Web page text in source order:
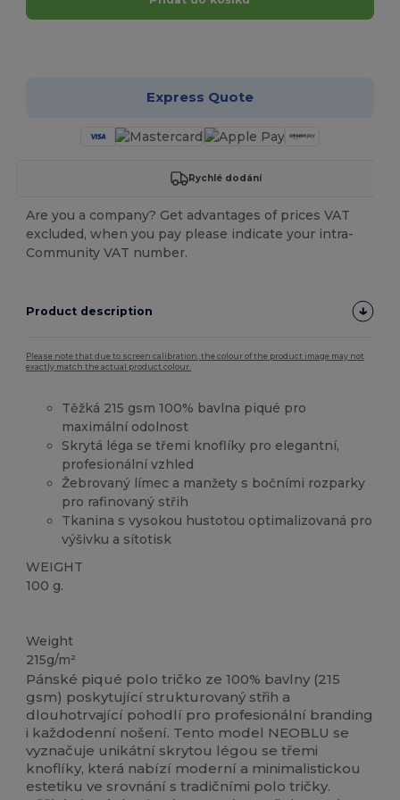
Express Quote
Rychlé dodání
Are you a company? Get advantages of prices VAT
excluded, when you pay please indicate your intra-
Community VAT number.
Product description
Please note that due to screen calibration, the colour of the product image may not
exactly match the actual product colour.
Těžká 215 gsm 100% bavlna piqué pro
maximální odolnost
Skrytá léga se třemi knoflíky pro elegantní,
profesionální vzhled
Žebrovaný límec a manžety s bočními rozparky
pro rafinovaný střih
Tkanina s vysokou hustotou optimalizovaná pro
výšivku a sítotisk
WEIGHT
100 g.
Weight
215g/m²
Pánské piqué polo tričko ze 100% bavlny (215
gsm) poskytující strukturovaný střih a
dlouhotrvající pohodlí pro profesionální branding
i každodenní nošení. Tento model NEOBLU se
vyznačuje unikátní skrytou légou se třemi
knoflíky, která nabízí moderní a minimalistickou
estetiku ve srovnání s tradičními polo tričky.